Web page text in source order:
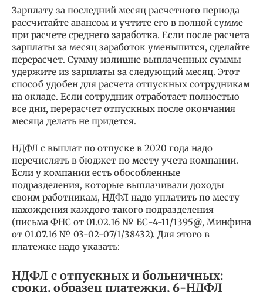
Зарплату за последний месяц расчетного периода
рассчитайте авансом и учтите его в полной сумме
при расчете среднего заработка. Если после расчета
зарплаты за месяц заработок уменьшится, сделайте
перерасчет. Сумму излишне выплаченных суммы
удержите из зарплаты за следующий месяц. Этот
способ удобен для расчета отпускных сотрудникам
на окладе. Если сотрудник отработает полностью
все дни, перерасчет отпускных после окончания
месяца делать не придется.
НДФЛ с выплат по отпуске в 2020 года надо
перечислять в бюджет по месту учета компании.
Если у компании есть обособленные
подразделения, которые выплачивали доходы
своим работникам, НДФЛ надо уплатить по месту
нахождения каждого такого подразделения
(письма ФНС от 01.02.16 № БС-4-11/1395@, Минфина
от 01.07.16 № 03-02-07/1/38432). Для этого в
платежке надо указать:
НДФЛ с отпускных и больничных:
сроки, образец платежки, 6-НДФЛ